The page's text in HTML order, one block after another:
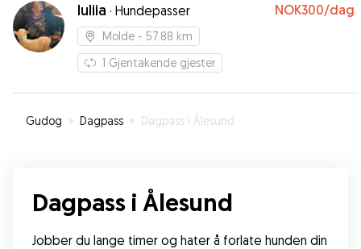
Iuliia · Hundepasser NOK300/dag
Molde - 57.88 km
1 Gjentakende gjester
Gudog » Dagpass » Dagpass i Ålesund
Dagpass i Ålesund
Jobber du lange timer og hater å forlate hunden din